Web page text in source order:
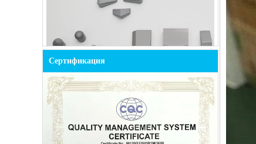
Кнопка из цементированного карбида для
добычи
Сертификация